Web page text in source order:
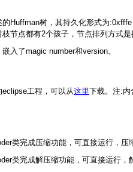
的Huffman树，其持久化形式为
节点都有2个孩子，节点排列方式
入了magic number和version。
工程，可以从这里下载。注:内
类完成压缩功能，可直接运行，压
类完成解压缩功能，可直接运行，